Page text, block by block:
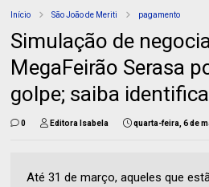
Início São João de Meriti pagamento
Simulação de
MegaFeirão Serasa
golpe; saiba
0 Editora Isabela quarta-feira, 6 de
Até 31 de março, aqueles que